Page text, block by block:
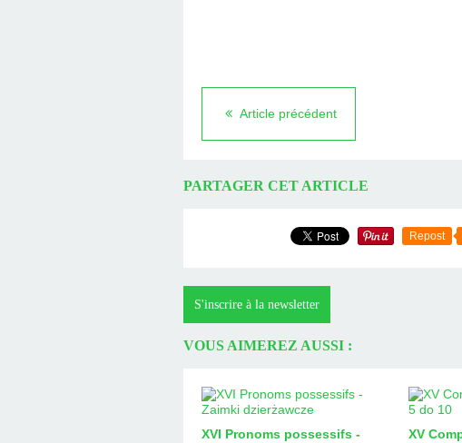
Article précédent
PARTAGER CET ARTICLE
Repost
S'inscrire à la newsletter
VOUS AIMEREZ AUSSI :
XVI Pronoms possessifs -
XV